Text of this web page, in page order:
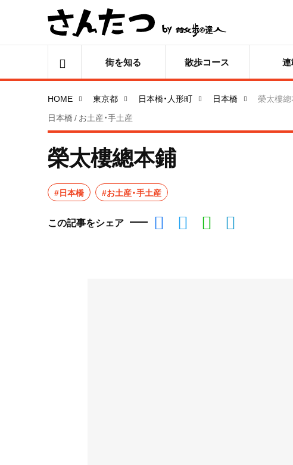
街を知る 散歩コース
HOME 東京都 日本橋・人形町 日本橋
榮太樓
日本橋 / お土産・手土産
榮太樓總本鋪
#日本橋 #お土産・手土産
この記事をシェア